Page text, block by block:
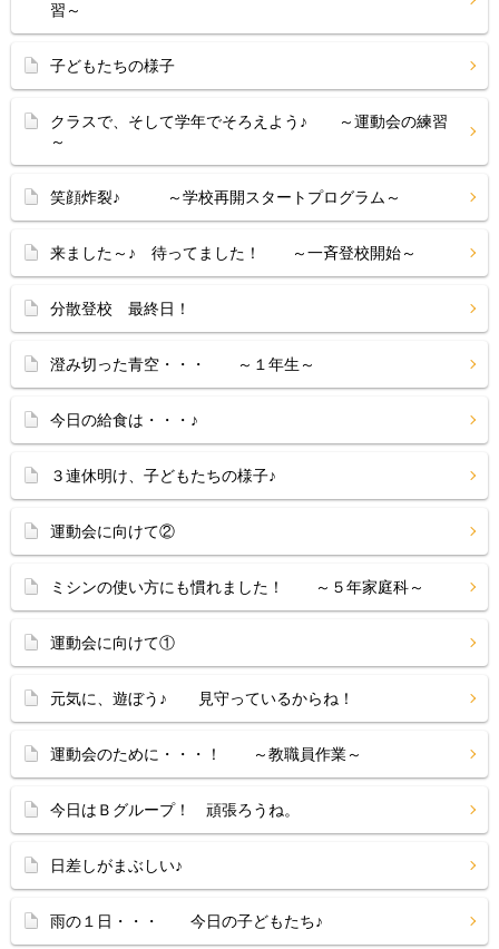
習～
子どもたちの様子
クラスで、そして学年でそろえよう♪ ～運動会の練習
～
笑顔炸裂♪ ～学校再開スタートプログラム～
来ました～♪ 待ってました！ ～一斉登校開始～
分散登校 最終日！
澄み切った青空・・・ ～１年生～
今日の給食は・・・♪
３連休明け、子どもたちの様子♪
運動会に向けて②
ミシンの使い方にも慣れました！ ～５年家庭科～
運動会に向けて①
元気に、遊ぼう♪ 見守っているからね！
運動会のために・・・！ ～教職員作業～
今日はＢグループ！ 頑張ろうね。
日差しがまぶしい♪
雨の１日・・・ 今日の子どもたち♪